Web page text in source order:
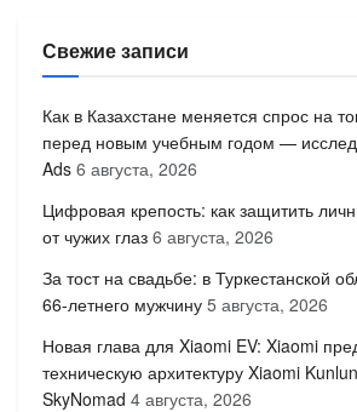
Свежие записи
Как в Казахстане меняется спрос на
перед новым учебным годом —
Ads 6 августа, 2026
Цифровая крепость: как защитить
от чужих глаз 6 августа, 2026
За тост на свадьбе: в Туркестанской
66-летнего мужчину 5 августа, 2026
Новая глава для Xiaomi EV: Xiaomi
техническую архитектуру Xiaomi
SkyNomad 4 августа, 2026